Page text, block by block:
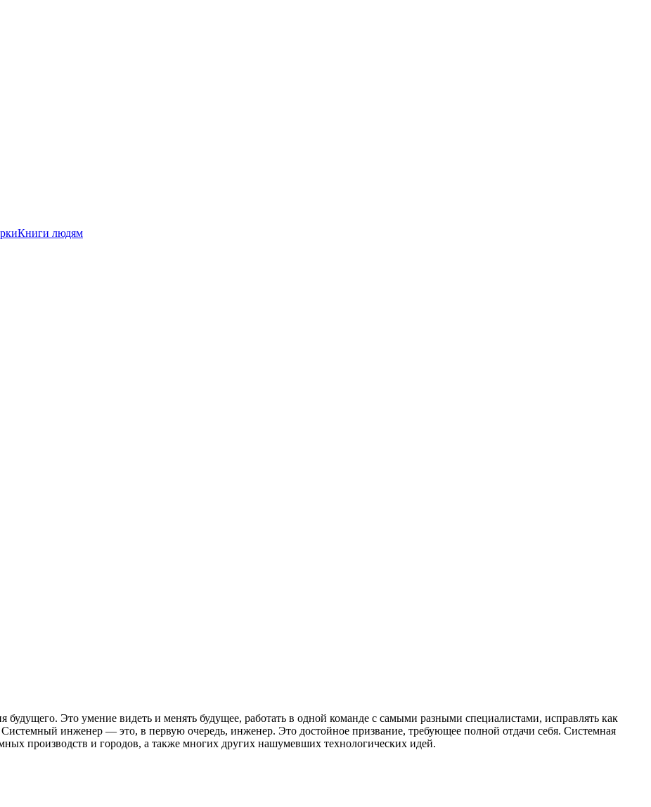
Книги людям
Это умение видеть и менять будущее, работать в одной команде с самыми разными специалистами, исправлять как
инженер — это, в первую очередь, инженер. Это достойное призвание, требующее полной отдачи себя. Системная
производств и городов, а также многих других нашумевших технологических идей.